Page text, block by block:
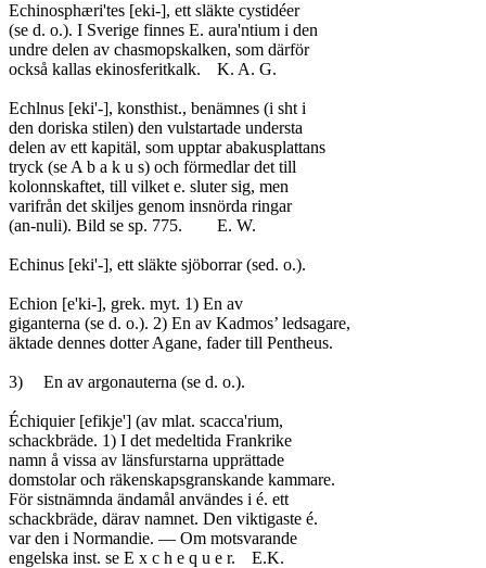
Echinosphæri'tes [eki-], ett släkte cystidéer
(se d. o.). I Sverige finnes E. aura'ntium i den
undre delen av chasmopskalken, som därför
också kallas ekinosferitkalk.	K. A. G.
Echlnus [eki'-], konsthist., benämnes (i sht i
den doriska stilen) den vulstartade understa
delen av ett kapitäl, som upptar abakusplattans
tryck (se A b a k u s) och förmedlar det till
kolonnskaftet, till vilket e. sluter sig, men
varifrån det skiljes genom insnörda ringar
(an-nuli). Bild se sp. 775.	E. W.
Echinus [eki'-], ett släkte sjöborrar (sed. o.).
Echion [e'ki-], grek. myt. 1) En av
giganterna (se d. o.). 2) En av Kadmos’ ledsagare,
äktade dennes dotter Agane, fader till Pentheus.
3)	En av argonauterna (se d. o.).
Échiquier [efikje'] (av mlat. scacca'rium,
schackbräde. 1) I det medeltida Frankrike
namn å vissa av länsfurstarna upprättade
domstolar och räkenskapsgranskande kammare.
För sistnämnda ändamål användes i é. ett
schackbräde, därav namnet. Den viktigaste é.
var den i Normandie. — Om motsvarande
engelska inst. se E x c h e q u e r.	E.K.